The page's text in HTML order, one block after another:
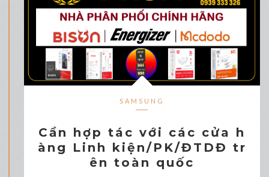
SAMSUNG
Cần hợp tác với các cửa h
àng Linh kiện/PK/ĐTDĐ tr
ên toàn quốc